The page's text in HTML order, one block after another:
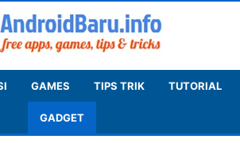
GAMES TIPS TRIK TUTORIAL
GADGET